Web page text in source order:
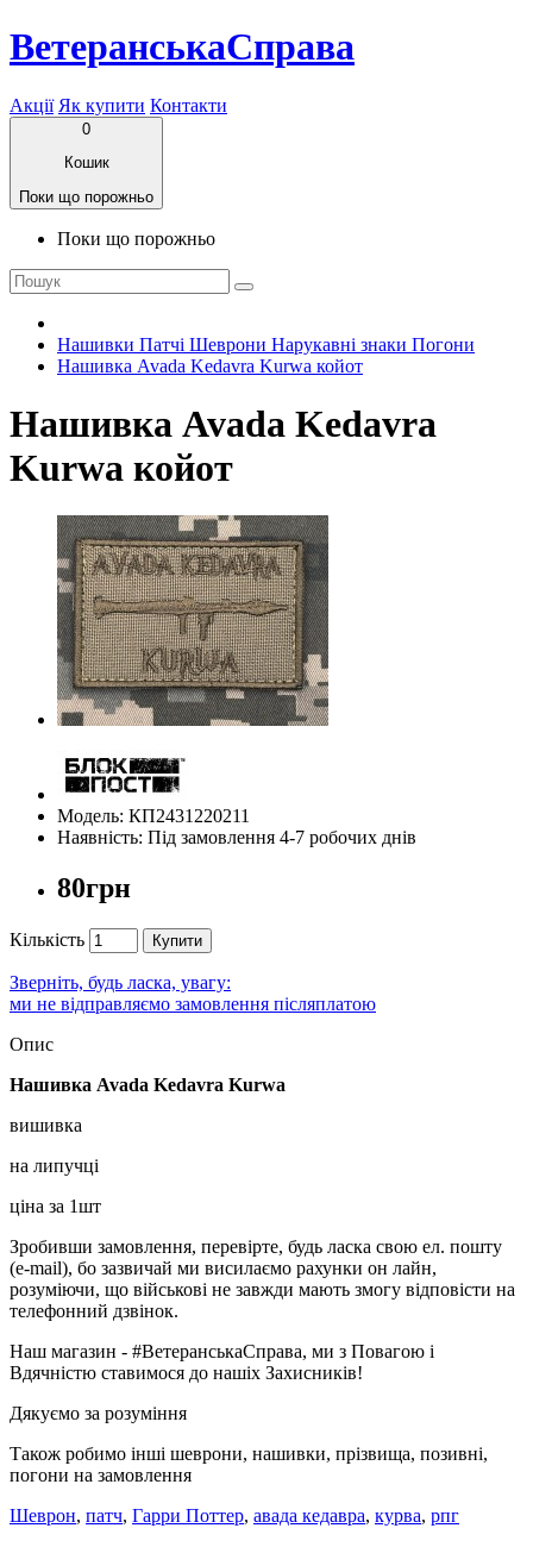
ВетеранськаСправа
Акції Як купити Контакти
0
Кошик
Поки що порожньо
Поки що порожньо
Нашивки Патчі Шеврони Нарукавні знаки Погони
Нашивка Avada Kedavra Kurwa койот
Нашивка Avada Kedavra
Kurwa койот
Модель: КП2431220211
Наявність: Під замовлення 4-7 робочих днів
80грн
Кількість Купити
Зверніть, будь ласка, увагу:
ми не відправляємо замовлення післяплатою
Опис
Нашивка Avada Kedavra Kurwa
вишивка
на липучці
ціна за 1шт
Зробивши замовлення, перевірте, будь ласка свою ел. пошту
(e-mail), бо зазвичай ми висилаємо рахунки он лайн,
розуміючи, що військові не завжди мають змогу відповісти на
телефонний дзвінок.
Наш магазин - #ВетеранськаСправа, ми з Повагою і
Вдячністю ставимося до нашіх Захисників!
Дякуємо за розуміння
Також робимо інші шеврони, нашивки, прізвища, позивні,
погони на замовлення
Шеврон, патч, Гарри Поттер, авада кедавра, курва, рпг